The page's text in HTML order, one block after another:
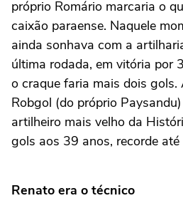
próprio Romário marcaria o
caixão paraense. Naquele
ainda sonhava com a
última rodada, em vitória por
o craque faria mais dois gols.
Robgol (do próprio
artilheiro mais velho da
gols aos 39 anos, recorde
Renato era o técnico